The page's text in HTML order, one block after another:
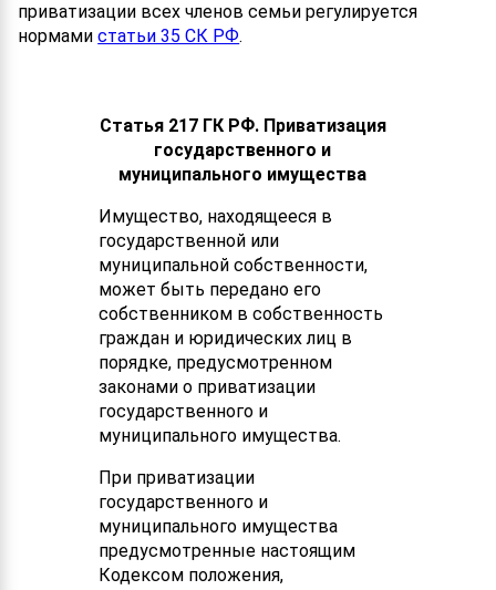
приватизации всех членов семьи регулируется
нормамистатьи 35 СК РФ.
Статья 217 ГК РФ. Приватизация
государственного и
муниципального имущества
Имущество, находящееся в
государственной или
муниципальной собственности,
может быть передано его
собственником в собственность
граждан и юридических лиц в
порядке, предусмотренном
законами о приватизации
государственного и
муниципального имущества.
При приватизации
государственного и
муниципального имущества
предусмотренные настоящим
Кодексом положения,